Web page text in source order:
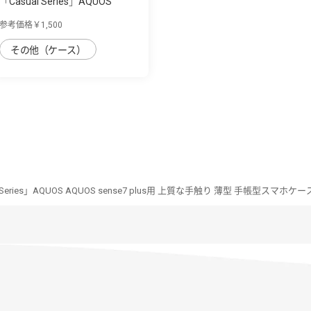
参考価格￥1,500
その他（ケース）
」AQUOS AQUOS sense7 plus用 上質な手触り 薄型 手帳型スマホケー